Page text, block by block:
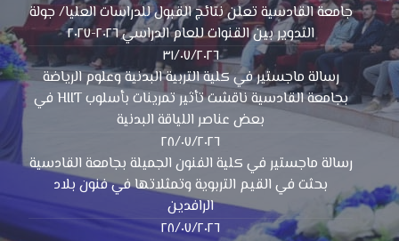
جامعة القادسية تعلن نتائج القبول للدراسات العليا/ جولة
التدوير بين القنوات للعام الدراسي ٢٠٢٦-٢٠٢٧
٣١/٠٧/٢٠٢٦
رسالة ماجستير في كلية التربية البدنية وعلوم الرياضة
بجامعة القادسية ناقشت تأثير تمرينات بأسلوب HIIT في
بعض عناصر اللياقة البدنية
٢٨/٠٧/٢٠٢٦
رسالة ماجستير في كلية الفنون الجميلة بجامعة القادسية
بحثت في القيم التربوية وتمثلاتها في فنون بلاد
الرافدين
٢٨/٠٧/٢٠٢٦